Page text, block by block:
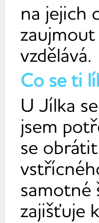
na jejich
vzdělává.
Co se ti
U Jílka
jsem
se
samotné
zajišťuje